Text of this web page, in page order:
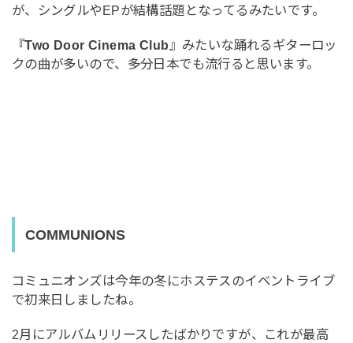
が、シングルやEPが結構話題となってるみたいです。
『Two Door Cinema Club 』みたいな踊れるギターロッ
クの曲が多いので、多分日本でも流行ると思います。
COMMUNIONS
コミュニオンズは今年の冬にホステスのイベントライブ
で初来日しましたね。
2月にアルバムリリースしたばかりですが、これが最高